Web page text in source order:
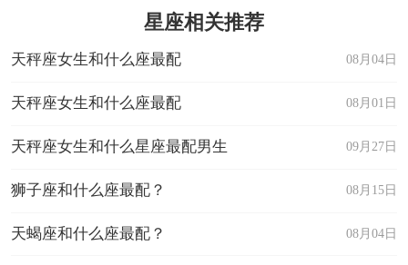
星座相关推荐
08月04日
天秤座女生和什么座最配
08月01日
天秤座女生和什么座最配
09月27日
天秤座女生和什么星座最配男生
08月15日
狮子座和什么座最配？
08月04日
天蝎座和什么座最配？